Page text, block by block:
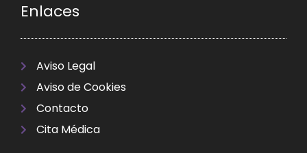
Enlaces
Aviso Legal
Aviso de Cookies
Contacto
Cita Médica